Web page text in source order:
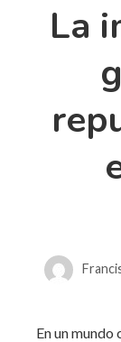
La
En un